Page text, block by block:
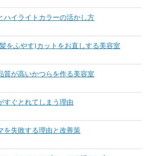
ハイライトカラーの活かし方
をふやす)カットをお直しする美容室
質が高いかつらを作る美容室
すぐとれてしまう理由
を失敗する理由と改善策